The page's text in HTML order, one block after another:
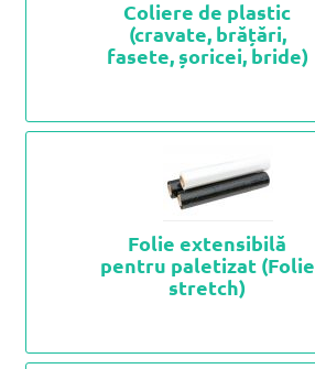
Coliere de plastic
(cravate, brățări,
fasete, șoricei, bride)
Folie extensibilă
pentru paletizat (Folie
stretch)